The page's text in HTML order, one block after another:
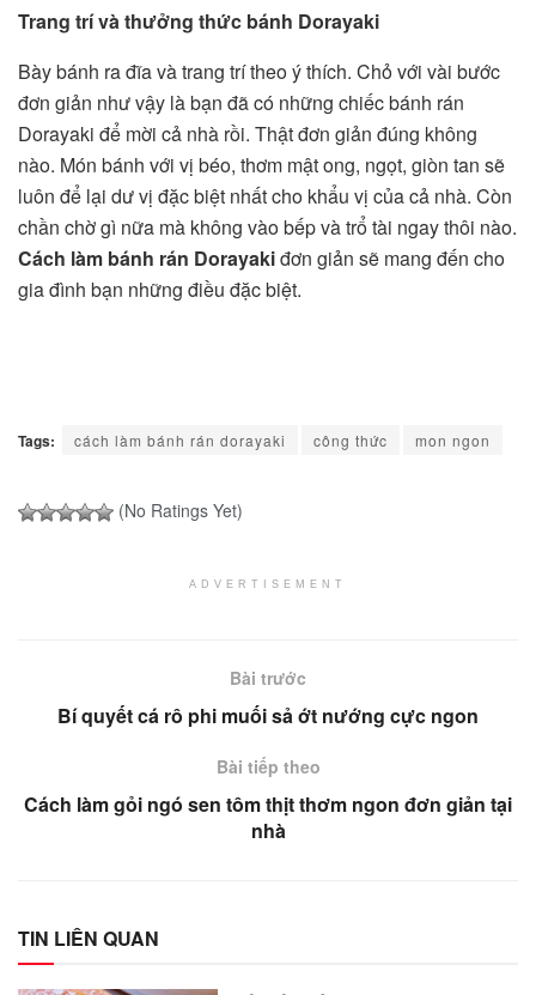
Trang trí và thưởng thức bánh Dorayaki
Bày bánh ra đĩa và trang trí theo ý thích. Chỏ với vài bước
đơn giản như vậy là bạn đã có những chiếc bánh rán
Dorayaki để mời cả nhà rồi. Thật đơn giản đúng không
nào. Món bánh với vị béo, thơm mật ong, ngọt, giòn tan sẽ
luôn để lại dư vị đặc biệt nhất cho khẩu vị của cả nhà. Còn
chần chờ gì nữa mà không vào bếp và trổ tài ngay thôi nào.
Cách làm bánh rán Dorayakiđơn giản sẽ mang đến cho
gia đình bạn những điều đặc biệt.
Tags: cách làm bánh rán dorayaki công thức mon ngon
(No Ratings Yet)
ADVERTISEMENT
Bài trước
Bí quyết cá rô phi muối sả ớt nướng cực ngon
Bài tiếp theo
Cách làm gỏi ngó sen tôm thịt thơm ngon đơn giản tại
nhà
TIN LIÊN QUAN